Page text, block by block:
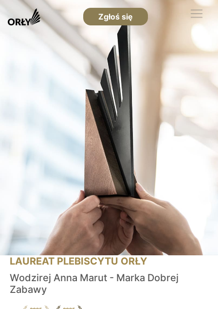
Zgłoś się
LAUREAT PLEBISCYTU ORŁY
Wodzirej Anna Marut - Marka Dobrej
Zabawy